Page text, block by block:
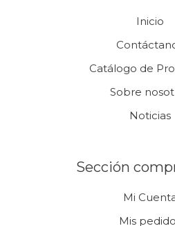
Inicio
Catálogo de
Sobre
Noticias
Sección
Mi
Mis